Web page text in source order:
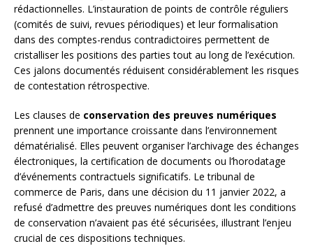
rédactionnelles. L’instauration de points de contrôle réguliers
(comités de suivi, revues périodiques) et leur formalisation
dans des comptes-rendus contradictoires permettent de
cristalliser les positions des parties tout au long de l’exécution.
Ces jalons documentés réduisent considérablement les risques
de contestation rétrospective.
Les clauses de conservation des preuves numériques
prennent une importance croissante dans l’environnement
dématérialisé. Elles peuvent organiser l’archivage des échanges
électroniques, la certification de documents ou l’horodatage
d’événements contractuels significatifs. Le tribunal de
commerce de Paris, dans une décision du 11 janvier 2022, a
refusé d’admettre des preuves numériques dont les conditions
de conservation n’avaient pas été sécurisées, illustrant l’enjeu
crucial de ces dispositions techniques.